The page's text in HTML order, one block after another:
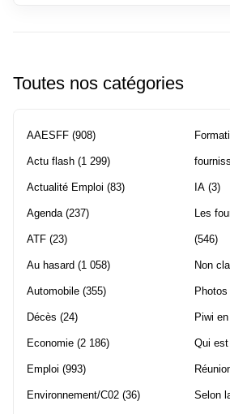
Toutes nos catégories
AAESFF (908)
Actu flash (1 299)
Actualité Emploi (83)
Agenda (237)
ATF (23)
Au hasard (1 058)
Automobile (355)
Décès (24)
Economie (2 186)
Emploi (993)
Environnement/C02 (36)
IA (3)
Les
(546)
Non
Piwi
Qui est
Selon